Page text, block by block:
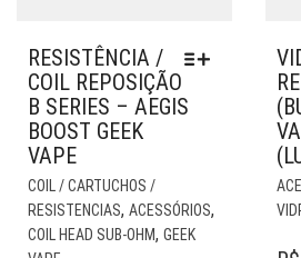
RESISTÊNCIA /
COIL REPOSIÇÃO
B SERIES – AEGIS
BOOST GEEK
VAPE
COIL / CARTUCHOS /
RESISTENCIAS, ACESSÓRIOS,
COIL HEAD SUB-OHM, GEEK
PRODUTO